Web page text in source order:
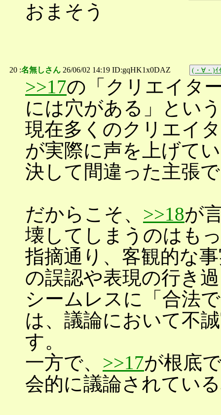
おまそう
20 :名無しさん 26/06/02 14:19 ID:gqHK1x0DAZ (・∀・)ｲ
>>17の「クリエイタ
には穴がある」とい
現在多くのクリエイ
が実際に声を上げて
決して間違った主張
だからこそ、 >>18が
壊してしまうのはも
指摘通り、客観的な
の誤認や表現の行き
シームレスに「合法
は、議論において不
す。
一方で、 >>17が根底
会的に議論されてい